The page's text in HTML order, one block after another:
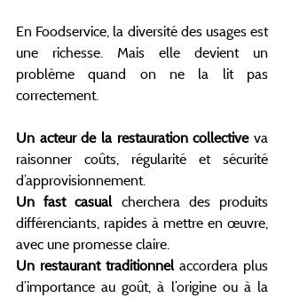
En Foodservice, la diversité des usages est
une richesse. Mais elle devient un
problème quand on ne la lit pas
correctement.
Un acteur de la restauration collective va
raisonner coûts, régularité et sécurité
d’approvisionnement.
Un fast casual cherchera des produits
différenciants, rapides à mettre en œuvre,
avec une promesse claire.
Un restaurant traditionnel accordera plus
d’importance au goût, à l’origine ou à la